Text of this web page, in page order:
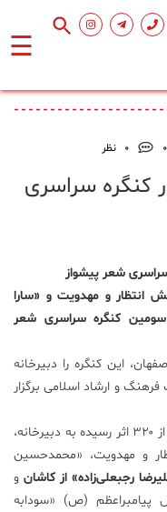
☰
0 نظر
کنگره سراسری
شعر پیشواز
انتظار و مهدویت و «سارا
کنگره سراسری شعر
این کنگره را دبیرخانه
و ارشاد اسلامی برگزار
«نقوی» دبیر کنگره اعلام کرد: هیئت داوران از ۳۲۰ اثر رسیده به دبیرخانه،
و مهدویت، «محمدحسین
رجبعلی‌زاده» از کاشان و
پیامبراعظم (ص) «سودابه